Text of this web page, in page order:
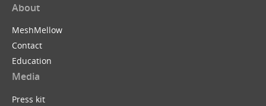
About
MeshMellow
Contact
Education
Media
Press kit